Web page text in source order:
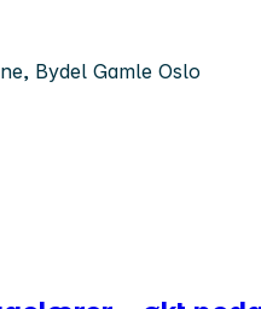
Bydel Gamle Oslo